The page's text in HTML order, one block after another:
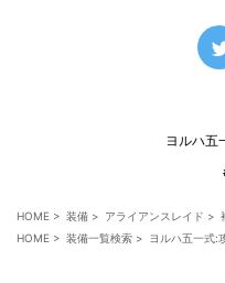
ヨルハ五
HOME > 装備 > アライアンスレイド >
HOME > 装備一覧検索 > ヨルハ五一式: